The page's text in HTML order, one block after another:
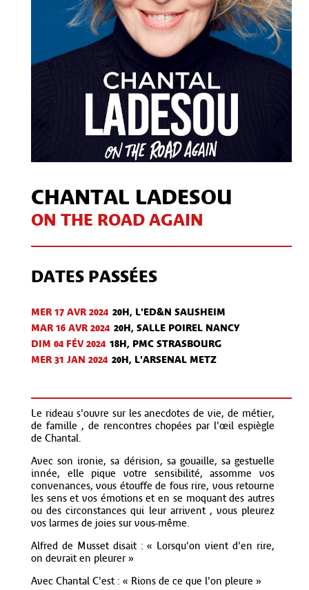
CHANTAL LADESOU
ON THE ROAD AGAIN
DATES PASSÉES
MER 17 AVR 2024 20H, L'ED&N SAUSHEIM
MAR 16 AVR 2024 20H, SALLE POIREL NANCY
DIM 04 FÉV2024 18H, PMC STRASBOURG
MER 31 JAN 2024 20H, L'ARSENAL METZ
Le rideau s'ouvre sur les anecdotes de vie, de métier,
de famille , de rencontres chopées par l'œil espiègle
de Chantal.
Avec son ironie, sa dérision, sa gouaille, sa gestuelle
innée, elle pique votre sensibilité, assomme vos
convenances, vous étouffe de fous rire, vous retourne
les sens et vos émotions et en se moquant des autres
ou des circonstances qui leur arrivent , vous pleurez
vos larmes de joies sur vous-même.
Alfred de Musset disait : « Lorsqu'on vient d'en rire,
on devrait en pleurer »
Avec Chantal C'est : « Rions de ce que l'on pleure »